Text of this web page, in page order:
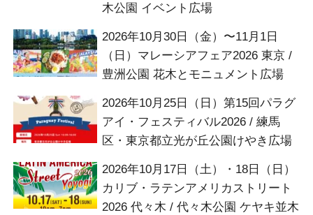
木公園 イベント広場
2026年10月30日（金）〜11月1日
（日）マレーシアフェア2026 東京 /
豊洲公園 花木とモニュメント広場
2026年10月25日（日）第15回パラグ
アイ・フェスティバル2026 / 練馬
区・東京都立光が丘公園けやき広場
2026年10月17日（土）・18日（日）
カリブ・ラテンアメリカストリート
2026 代々木 / 代々木公園 ケヤキ並木